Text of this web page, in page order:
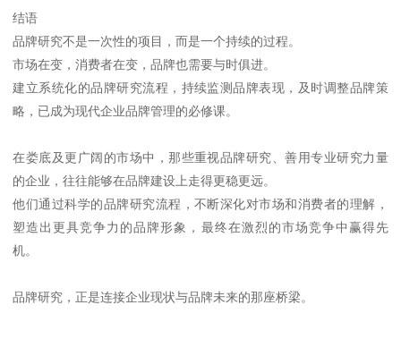
结语
品牌研究不是一次性的项目，而是一个持续的过程。
市场在变，消费者在变，品牌也需要与时俱进。
建立系统化的品牌研究流程，持续监测品牌表现，及时调整品牌策
略，已成为现代企业品牌管理的必修课。
在娄底及更广阔的市场中，那些重视品牌研究、善用专业研究力量
的企业，往往能够在品牌建设上走得更稳更远。
他们通过科学的品牌研究流程，不断深化对市场和消费者的理解，
塑造出更具竞争力的品牌形象，最终在激烈的市场竞争中赢得先
机。
品牌研究，正是连接企业现状与品牌未来的那座桥梁。